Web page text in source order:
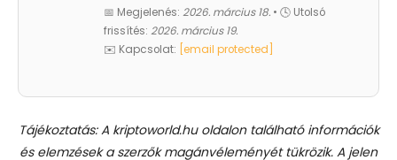
📅 Megjelenés: 2026. március 18. • 🕓 Utolsó
frissítés: 2026. március 19.
✉️ Kapcsolat:
[email protected]
Tájékoztatás: A kriptoworld.hu oldalon található információk
és elemzések a szerzők magánvéleményét tükrözik. A jelen